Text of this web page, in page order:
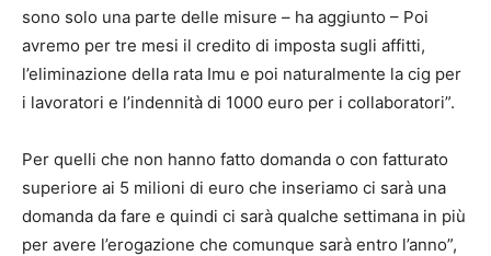
sono solo una parte delle misure – ha aggiunto – Poi
avremo per tre mesi il credito di imposta sugli affitti,
l’eliminazione della rata Imu e poi naturalmente la cig per
i lavoratori e l’indennità di 1000 euro per i collaboratori”.
Per quelli che non hanno fatto domanda o con fatturato
superiore ai 5 milioni di euro che inseriamo ci sarà una
domanda da fare e quindi ci sarà qualche settimana in più
per avere l’erogazione che comunque sarà entro l’anno”,